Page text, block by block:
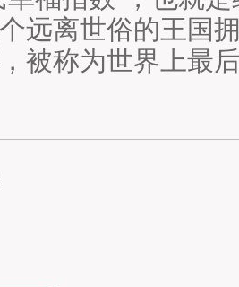
远离世俗的王国
被称为世界上最